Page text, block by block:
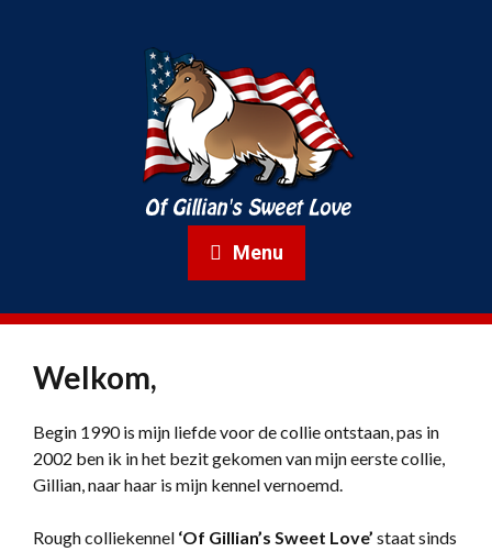
Menu
Welkom,
Begin 1990 is mijn liefde voor de collie ontstaan, pas in
2002 ben ik in het bezit gekomen van mijn eerste collie,
Gillian, naar haar is mijn kennel vernoemd.
Rough colliekennel ‘Of Gillian’s Sweet Love’ staat sinds